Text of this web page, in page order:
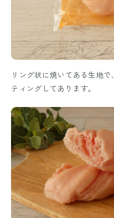
リング状に焼いてある生地
ティングしてあります。